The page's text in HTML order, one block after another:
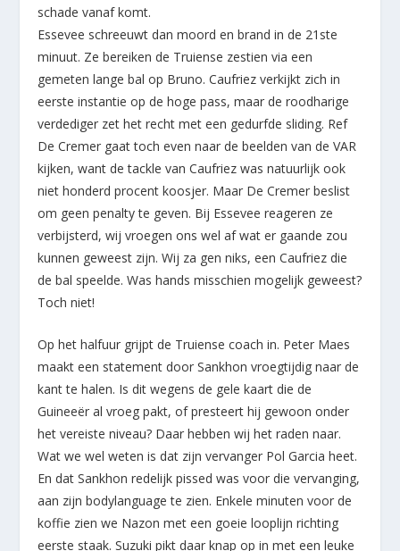
schade vanaf komt.
Essevee schreeuwt dan moord en brand in de 21ste
minuut. Ze bereiken de Truiense zestien via een
gemeten lange bal op Bruno. Caufriez verkijkt zich in
eerste instantie op de hoge pass, maar de roodharige
verdediger zet het recht met een gedurfde sliding. Ref
De Cremer gaat toch even naar de beelden van de VAR
kijken, want de tackle van Caufriez was natuurlijk ook
niet honderd procent koosjer. Maar De Cremer beslist
om geen penalty te geven. Bij Essevee reageren ze
verbijsterd, wij vroegen ons wel af wat er gaande zou
kunnen geweest zijn. Wij za gen niks, een Caufriez die
de bal speelde. Was hands misschien mogelijk geweest?
Toch niet!
Op het halfuur grijpt de Truiense coach in. Peter Maes
maakt een statement door Sankhon vroegtijdig naar de
kant te halen. Is dit wegens de gele kaart die de
Guineeër al vroeg pakt, of presteert hij gewoon onder
het vereiste niveau? Daar hebben wij het raden naar.
Wat we wel weten is dat zijn vervanger Pol Garcia heet.
En dat Sankhon redelijk pissed was voor die vervanging,
aan zijn bodylanguage te zien. Enkele minuten voor de
koffie zien we Nazon met een goeie looplijn richting
eerste staak. Suzuki pikt daar knap op in met een leuke